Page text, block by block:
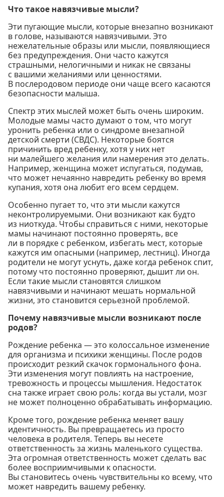
Что такое навязчивые мысли?
Эти пугающие мысли, которые внезапно возникают
в голове, называются навязчивыми. Это
нежелательные образы или мысли, появляющиеся
без предупреждения. Они часто кажутся
страшными, нелогичными и никак не связаны
с вашими желаниями или ценностями.
В послеродовом периоде они чаще всего касаются
безопасности малыша.
Спектр этих мыслей может быть очень широким.
Молодые мамы часто думают о том, что могут
уронить ребенка или о синдроме внезапной
детской смерти (СВДС). Некоторые боятся
причинить вред ребенку, хотя у них нет
ни малейшего желания или намерения это делать.
Например, женщина может испугаться, подумав,
что может нечаянно навредить ребенку во время
купания, хотя она любит его всем сердцем.
Особенно пугает то, что эти мысли кажутся
неконтролируемыми. Они возникают как будто
из ниоткуда. Чтобы справиться с ними, некоторые
мамы начинают постоянно проверять, все
ли в порядке с ребенком, избегать мест, которые
кажутся им опасными (например, лестниц). Иногда
родители не могут уснуть, даже когда ребенок спит,
потому что постоянно проверяют, дышит ли он.
Если такие мысли становятся слишком
навязчивыми и начинают мешать нормальной
жизни, это становится серьезной проблемой.
Почему навязчивые мысли возникают после
родов?
Рождение ребенка — это колоссальное изменение
для организма и психики женщины. После родов
происходит резкий скачок гормонального фона.
Эти изменения могут повлиять на настроение,
тревожность и процессы мышления. Недостаток
сна также играет свою роль: когда вы устали, мозг
не может полноценно обрабатывать информацию.
Кроме того, рождение ребенка меняет вашу
идентичность. Вы превращаетесь из просто
человека в родителя. Теперь вы несете
ответственность за жизнь маленького существа.
Эта огромная ответственность может сделать вас
более восприимчивыми к опасности.
Вы становитесь очень чувствительны ко всему, что
может навредить вашему ребенку.